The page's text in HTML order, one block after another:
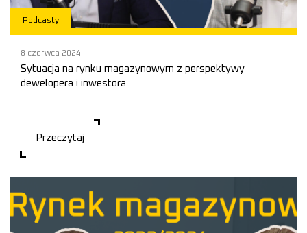
Podcasty
8 czerwca 2024
Sytuacja na rynku magazynowym z perspektywy
dewelopera i inwestora
Przeczytaj